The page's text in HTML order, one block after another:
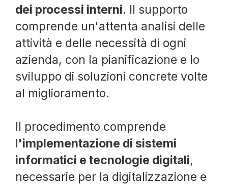
dei processi interni. Il supporto
comprende un'attenta analisi delle
attività e delle necessità di ogni
azienda, con la pianificazione e lo
sviluppo di soluzioni concrete volte
al miglioramento.
Il procedimento comprende
l'implementazione di sistemi
informatici e tecnologie digitali,
necessarie per la digitalizzazione e